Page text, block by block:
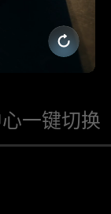
一键切换